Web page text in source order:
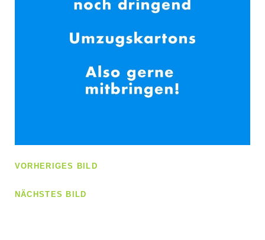
VORHERIGES BILD
NÄCHSTES BILD